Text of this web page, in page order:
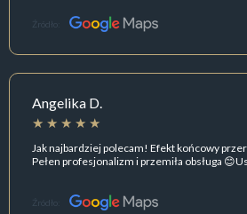
Źródło:
Angelika D.
Jak najbardziej polecam! Efekt końcowy
Pełen profesjonalizm i przemiła obsługa
Źródło: